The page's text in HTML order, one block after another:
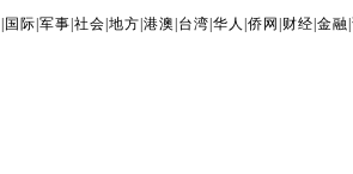
国际 |军事 |社会 |地方 |港澳 台湾 |华人 |侨网 财经 |金融 |